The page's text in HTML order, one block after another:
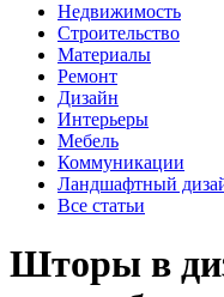
Недвижимость
Строительство
Материалы
Ремонт
Дизайн
Интерьеры
Мебель
Коммуникации
Ландшафтный
Все статьи
Шторы в